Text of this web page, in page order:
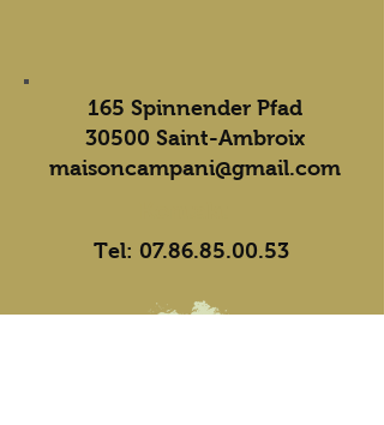
165 Spinnender Pfad
30500 Saint-Ambroix
maisoncampani@gmail.com
Tel: 07.86.85.00.53